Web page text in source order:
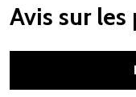
Avis sur